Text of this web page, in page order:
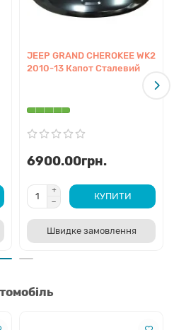
JEEP GRAND CHEROKEE WK2
2010-13 Капот Сталевий
6900.00грн.
КУПИТИ
Швидке замовлення